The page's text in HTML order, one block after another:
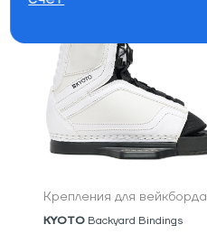
Крепления для вейкборда
KYOTO Backyard Bindings